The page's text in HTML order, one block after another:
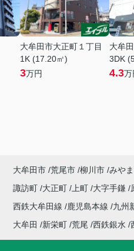
大牟田市大正町１丁目
1K (17.20㎡)
3万円
大牟
3DK
4.3万
大牟田市 荒尾市 柳川市 みや
諏訪町 大正町 上町 大字手鎌
西鉄大牟田線 鹿児島本線
九州
大牟田 新栄町 荒尾 西鉄銀水